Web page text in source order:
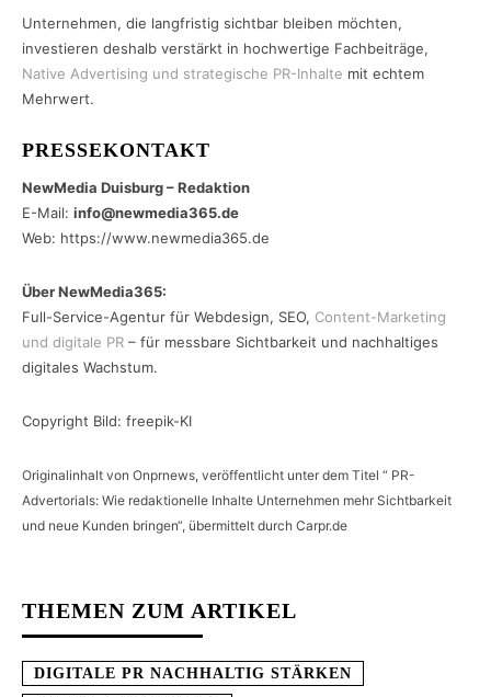
Unternehmen, die langfristig sichtbar bleiben möchten,
investieren deshalb verstärkt in hochwertige Fachbeiträge,
Native Advertising und strategische PR-Inhalte mit echtem
Mehrwert.
PRESSEKONTAKT
NewMedia Duisburg – Redaktion
E-Mail: info@newmedia365.de
Web: https://www.newmedia365.de
Über NewMedia365:
Full-Service-Agentur für Webdesign, SEO, Content-Marketing
und digitale PR – für messbare Sichtbarkeit und nachhaltiges
digitales Wachstum.
Copyright Bild: freepik-KI
Originalinhalt von Onprnews, veröffentlicht unter dem Titel “ PR-
Advertorials: Wie redaktionelle Inhalte Unternehmen mehr Sichtbarkeit
und neue Kunden bringen“, übermittelt durch Carpr.de
THEMEN ZUM ARTIKEL
DIGITALE PR NACHHALTIG STÄRKEN